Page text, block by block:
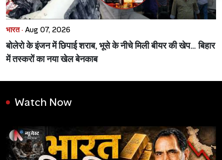
भारत · Aug 07, 2026
बोलेरो के इंजन में छिपाई शराब, भूसे के नीचे मिली बीयर की खेप… बिहार
में तस्करों का नया खेल बेनकाब
Watch Now